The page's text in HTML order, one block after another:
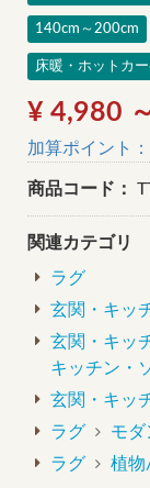
140cm～200cm
床暖・ホットカ
¥ 4,980
加算ポイント：
商品コード：
関連カテゴリ
ラグ
玄関・キッ
玄関・キッ
キッチン・
玄関・キッ
ラグ
モダ
ラグ
植物